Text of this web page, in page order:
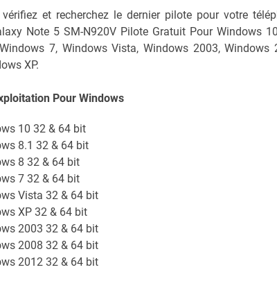
vérifiez et recherchez le dernier pilote pour votre
Note 5 SM-N920V Pilote Gratuit Pour Windows
7, Windows Vista, Windows 2003, Windows
XP.
Pour Windows
10 32 & 64 bit
8.1 32 & 64 bit
8 32 & 64 bit
7 32 & 64 bit
Vista 32 & 64 bit
XP 32 & 64 bit
2003 32 & 64 bit
2008 32 & 64 bit
2012 32 & 64 bit